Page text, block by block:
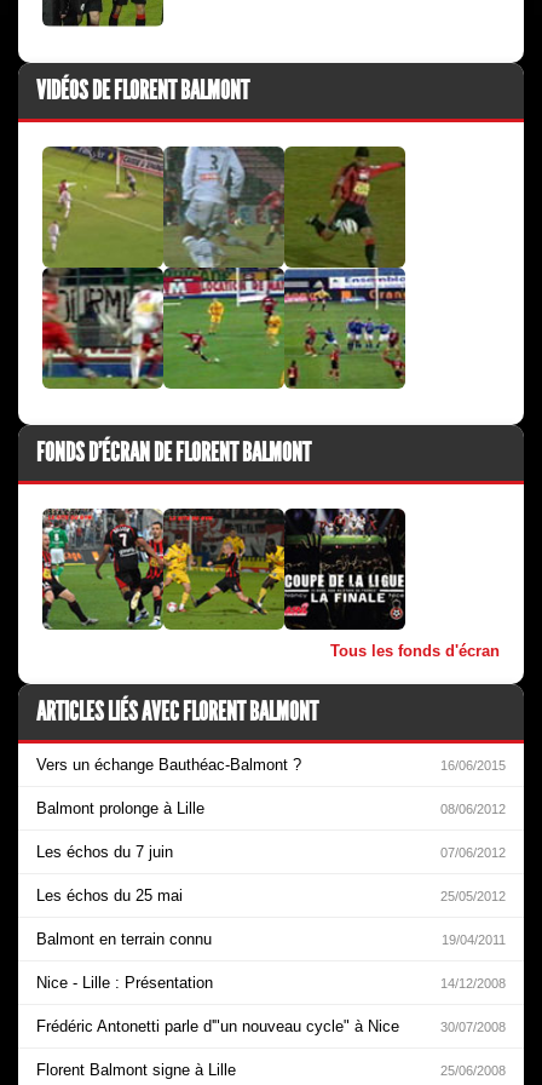
VIDÉOS DE FLORENT BALMONT
FONDS D'ÉCRAN DE FLORENT BALMONT
Tous les fonds d'écran
ARTICLES LIÉS AVEC FLORENT BALMONT
Vers un échange Bauthéac-Balmont ? 16/06/2015
Balmont prolonge à Lille 08/06/2012
Les échos du 7 juin 07/06/2012
Les échos du 25 mai 25/05/2012
Balmont en terrain connu 19/04/2011
Nice - Lille : Présentation 14/12/2008
Frédéric Antonetti parle d'"un nouveau cycle" à Nice 30/07/2008
Florent Balmont signe à Lille 25/06/2008